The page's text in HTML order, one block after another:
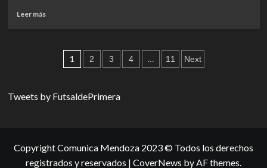
Leer másRead
entre
pesados
Paginación
entradas
1 2 3 4 … 11 Next
Tweets by FutsaldePrimera
Copyright Comunica Mendoza 2023 © Todos los derechos
registrados y reservados | CoverNews by AF themes.